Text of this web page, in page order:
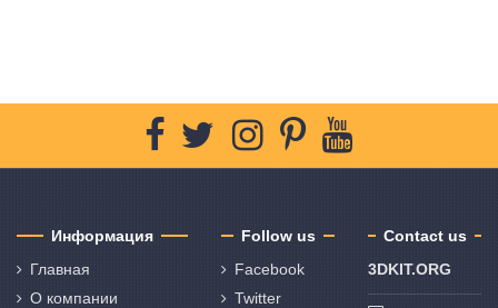
Информация
Главная
О компании
Follow us
Facebook
Twitter
Contact us
3DKIT.ORG